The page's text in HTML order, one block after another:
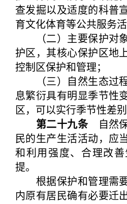
查发掘以及适度的科普
育文化体育等公共服务活
（二）主要保护对
护区，其核心保护区地
控制区保护和管理；
（三）自然生态过
息繁衍具有明显季节性
区，可以实行季节性差别
第二十九条自然保
民的生产生活活动，应
和利用强度、合理改
提。
根据保护和管理需
内原有居民确有必要迁